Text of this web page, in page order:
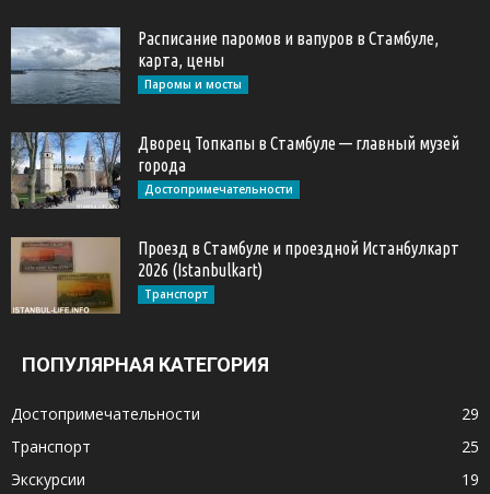
Расписание паромов и вапуров в Стамбуле,
карта, цены
Паромы и мосты
Дворец Топкапы в Стамбуле — главный музей
города
Достопримечательности
Проезд в Стамбуле и проездной Истанбулкарт
2026 (Istanbulkart)
Транспорт
ПОПУЛЯРНАЯ КАТЕГОРИЯ
Достопримечательности
29
Транспорт
25
Экскурсии
19